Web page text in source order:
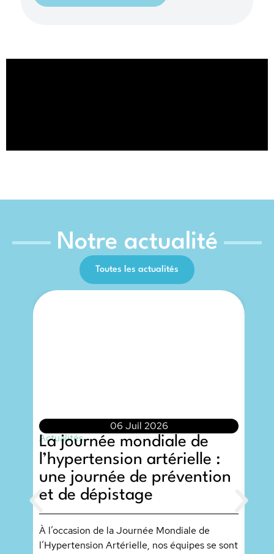
Notre actualité
Toutes les actualités
06 Juil 2026
Actualités
La journée mondiale de
l’hypertension artérielle :
une journée de prévention
et de dépistage
À l’occasion de la Journée Mondiale de
l’Hypertension Artérielle, nos équipes se sont